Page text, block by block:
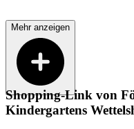
Mehr anzeigen
Shopping-Link von
Kindergartens